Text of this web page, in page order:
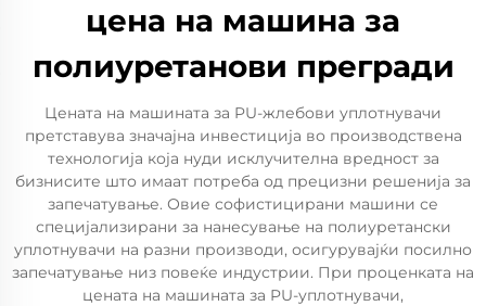
цена на машина за
полиуретанови прегради
Цената на машината за PU-жлебови уплотнувачи
претставува значајна инвестиција во производствена
технологија која нуди исклучителна вредност за
бизнисите што имаат потреба од прецизни решенија за
запечатување. Овие софистицирани машини се
специјализирани за нанесување на полиуретански
уплотнувачи на разни производи, осигурувајќи посилно
запечатување низ повеќе индустрии. При проценката на
цената на машината за PU-уплотнувачи,